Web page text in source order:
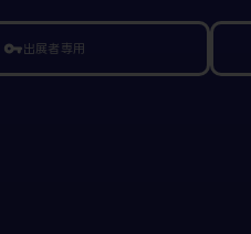
vpn_key出展者専用